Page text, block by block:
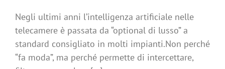
Negli ultimi anni l’intelligenza artificiale nelle
telecamere è passata da “optional di lusso” a
standard consigliato in molti impianti.Non perché
“fa moda”, ma perché permette di intercettare,